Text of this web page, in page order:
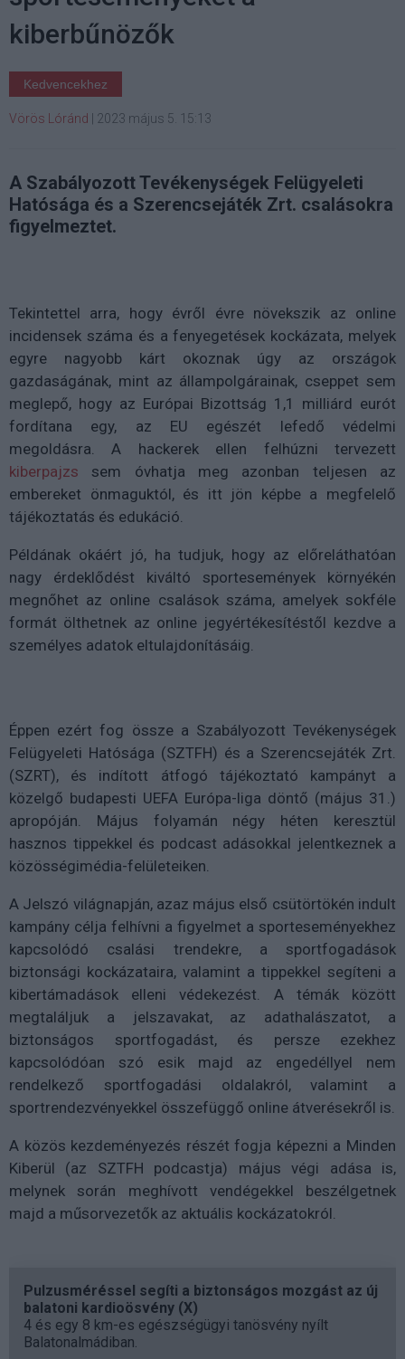
kiberbűnözők
Kedvencekhez
Vörös Lóránd | 2023 május 5. 15:13
A Szabályozott Tevékenységek Felügyeleti
Hatósága és a Szerencsejáték Zrt. csalásokra
figyelmeztet.
Tekintettel arra, hogy évről évre növekszik az online
incidensek száma és a fenyegetések kockázata, melyek
egyre nagyobb kárt okoznak úgy az országok
gazdaságának, mint az állampolgárainak, cseppet sem
meglepő, hogy az Európai Bizottság 1,1 milliárd eurót
fordítana egy, az EU egészét lefedő védelmi
megoldásra. A hackerek ellen felhúzni tervezett
kiberpajzs sem óvhatja meg azonban teljesen az
embereket önmaguktól, és itt jön képbe a megfelelő
tájékoztatás és edukáció.
Példának okáért jó, ha tudjuk, hogy az előreláthatóan
nagy érdeklődést kiváltó sportesemények környékén
megnőhet az online csalások száma, amelyek sokféle
formát ölthetnek az online jegyértékesítéstől kezdve a
személyes adatok eltulajdonításáig.
Éppen ezért fog össze a Szabályozott Tevékenységek
Felügyeleti Hatósága (SZTFH) és a Szerencsejáték Zrt.
(SZRT), és indított átfogó tájékoztató kampányt a
közelgő budapesti UEFA Európa-liga döntő (május 31.)
apropóján. Május folyamán négy héten keresztül
hasznos tippekkel és podcast adásokkal jelentkeznek a
közösségimédia-felületeiken.
A Jelszó világnapján, azaz május első csütörtökén indult
kampány célja felhívni a figyelmet a sporteseményekhez
kapcsolódó csalási trendekre, a sportfogadások
biztonsági kockázataira, valamint a tippekkel segíteni a
kibertámadások elleni védekezést. A témák között
megtaláljuk a jelszavakat, az adathalászatot, a
biztonságos sportfogadást, és persze ezekhez
kapcsolódóan szó esik majd az engedéllyel nem
rendelkező sportfogadási oldalakról, valamint a
sportrendezvényekkel összefüggő online átverésekről is.
A közös kezdeményezés részét fogja képezni a Minden
Kiberül (az SZTFH podcastja) május végi adása is,
melynek során meghívott vendégekkel beszélgetnek
majd a műsorvezetők az aktuális kockázatokról.
Pulzusméréssel segíti a biztonságos mozgást az új
balatoni kardioösvény (X)
4 és egy 8 km-es egészségügyi tanösvény nyílt
Balatonalmádiban.